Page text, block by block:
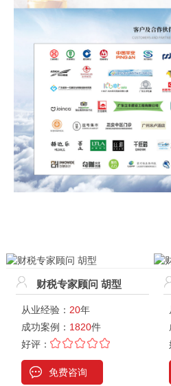
财税专家顾问 胡型
从业经验： 20年
成功案例： 1820件
好评：
免费咨询